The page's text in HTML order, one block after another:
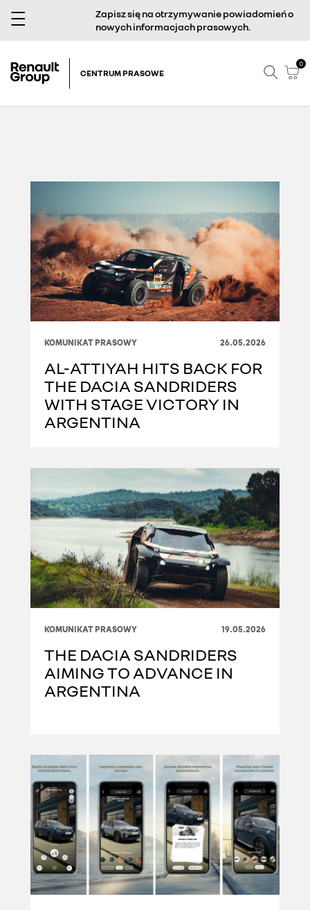
Zapisz się na otrzymywanie powiadomień o
nowych informacjach prasowych.
CENTRUM PRASOWE
0
KOMUNIKAT PRASOWY 26.05.2026
AL-ATTIYAH HITS BACK FOR
THE DACIA SANDRIDERS
WITH STAGE VICTORY IN
ARGENTINA
KOMUNIKAT PRASOWY 19.05.2026
THE DACIA SANDRIDERS
AIMING TO ADVANCE IN
ARGENTINA